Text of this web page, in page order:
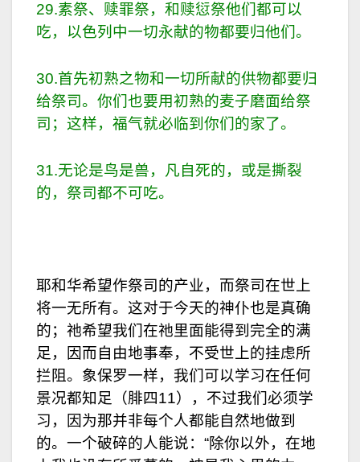
29.素祭、赎罪祭，和赎愆祭他们都可以
吃，以色列中一切永献的物都要归他们。
30.首先初熟之物和一切所献的供物都要归
给祭司。你们也要用初熟的麦子磨面给祭
司；这样，福气就必临到你们的家了。
31.无论是鸟是兽，凡自死的，或是撕裂
的，祭司都不可吃。
耶和华希望作祭司的产业，而祭司在世上
将一无所有。这对于今天的神仆也是真确
的；祂希望我们在祂里面能得到完全的满
足，因而自由地事奉，不受世上的挂虑所
拦阻。象保罗一样，我们可以学习在任何
景况都知足（腓四11），不过我们必须学
习，因为那并非每个人都能自然地做到
的。一个破碎的人能说：“除你以外，在地